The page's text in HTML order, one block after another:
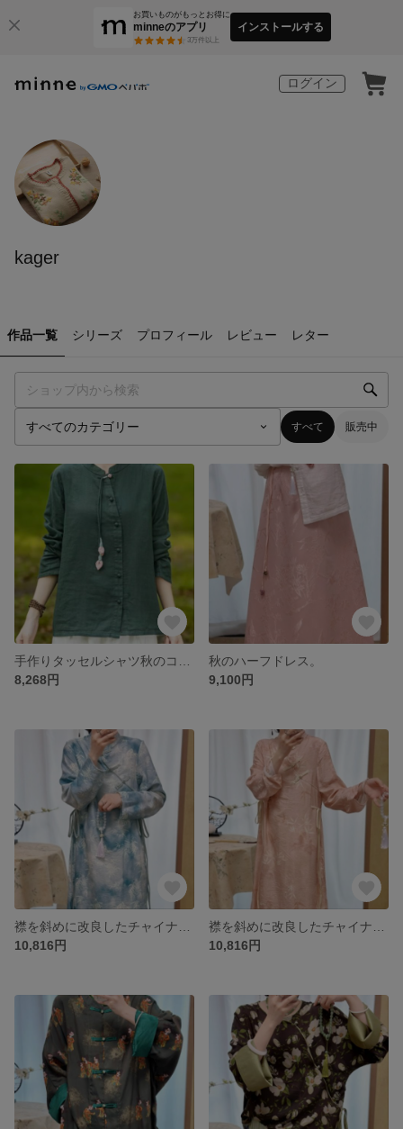
お買いものがもっとお得に
minneのアプリ
3万件以上
インストールする
ログイン
kager
作品一覧 シリーズ プロフィール レビュー レター
すべて 販売中
8,268円
秋のハーフドレス。
9,100円
10,816円
10,816円